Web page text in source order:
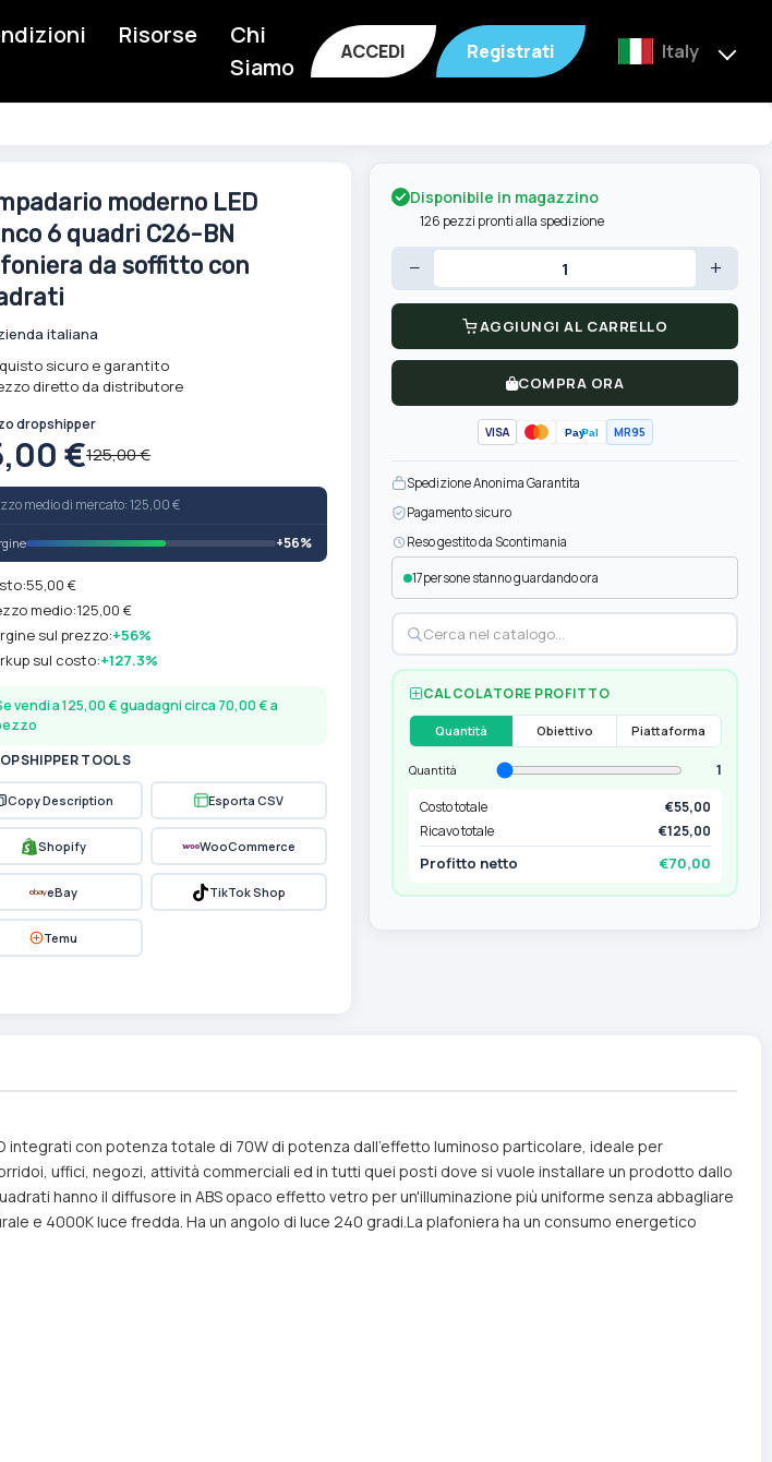
Risorse
Chi
Siamo
ACCEDI Registrati Italy
moderno LED
6 quadri C26-BN
da soffitto con
italiana
sicuro e garantito
diretto da distributore
dropshipper
€125,00 €
medio di mercato: 125,00 €
+56%
55,00 €
medio:125,00 €
sul prezzo:+56%
sul costo:+127.3%
vendi a 125,00 € guadagni circa 70,00 € a
TOOLS
Copy Description Esporta CSV
Shopify WooCommerce
eBay TikTok Shop
Temu
Disponibile in magazzino
126 pezzi pronti alla spedizione
− +
AGGIUNGI AL CARRELLO
COMPRA ORA
VISA PayPal MR95
Spedizione Anonima Garantita
Pagamento sicuro
Reso gestito da Scontimania
17persone stanno guardando ora
CALCOLATORE PROFITTO
Quantità Obiettivo Piattaforma
Quantità
1
Costo totale
€55,00
Ricavo totale
€125,00
Profitto netto €70,00
con potenza totale di 70W di potenza dall'effetto luminoso particolare, ideale per
uffici, negozi, attività commerciali ed in tutti quei posti dove si vuole installare un prodotto dallo
hanno il diffusore in ABS opaco effetto vetro per un'illuminazione più uniforme senza abbagliare
e 4000K luce fredda. Ha un angolo di luce 240 gradi.La plafoniera ha un consumo energetico